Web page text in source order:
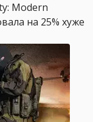
Modern
на 25% хуже